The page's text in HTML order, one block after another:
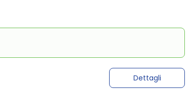
Dettagli